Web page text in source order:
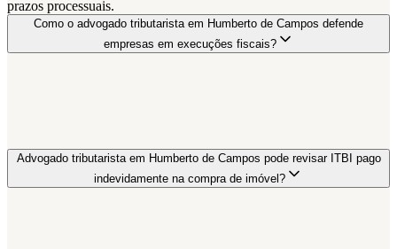
prazos processuais.
Como o advogado tributarista em Humberto de Campos defende
empresas em execuções fiscais?
Advogado tributarista em Humberto de Campos pode revisar ITBI pago
indevidamente na compra de imóvel?